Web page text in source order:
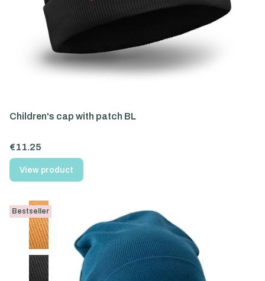
Children's cap with patch BL
Price
€11.25
View product
Bestseller